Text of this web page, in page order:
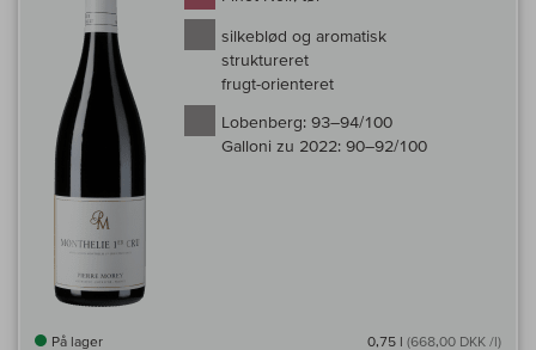
silkeblød og aromatisk
struktureret
frugt-orienteret
Lobenberg: 93–94/100
Galloni zu 2022: 90–92/100
På lager 0,75 l (668,00 DKK /l)